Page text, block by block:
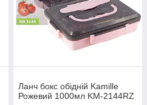
Ланч бокс обідній Kamille
Рожевий 1000мл KM-2144RZ